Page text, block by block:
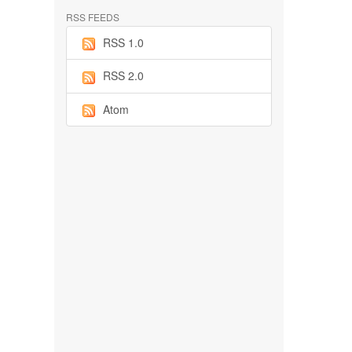
RSS FEEDS
RSS 1.0
RSS 2.0
Atom